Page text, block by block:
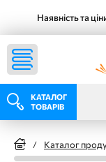
Наявність та
КАТАЛОГ
ТОВАРІВ
/ Каталог